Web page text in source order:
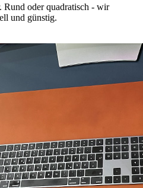
Rund oder quadratisch - wir
und günstig.